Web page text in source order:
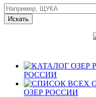
РОССИИ
ОЗЕР РОССИИ